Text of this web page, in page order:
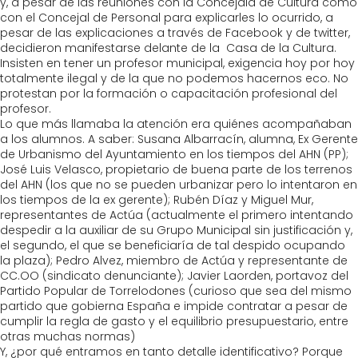
con el Concejal de Personal para explicarles lo ocurrido, a
pesar de las explicaciones a través de Facebook y de twitter,
decidieron manifestarse delante de la Casa de la Cultura.
Insisten en tener un profesor municipal, exigencia hoy por hoy
totalmente ilegal y de la que no podemos hacernos eco. No
protestan por la formación o capacitación profesional del
profesor.
Lo que más llamaba la atención era quiénes acompañaban
a los alumnos. A saber: Susana Albarracín, alumna, Ex Gerente
de Urbanismo del Ayuntamiento en los tiempos del AHN (PP);
José Luis Velasco, propietario de buena parte de los terrenos
del AHN (los que no se pueden urbanizar pero lo intentaron en
los tiempos de la ex gerente); Rubén Díaz y Miguel Mur,
representantes de Actúa (actualmente el primero intentando
despedir a la auxiliar de su Grupo Municipal sin justificación y,
el segundo, el que se beneficiaría de tal despido ocupando
la plaza); Pedro Alvez, miembro de Actúa y representante de
CC.OO (sindicato denunciante); Javier Laorden, portavoz del
Partido Popular de Torrelodones (curioso que sea del mismo
partido que gobierna España e impide contratar a pesar de
cumplir la regla de gasto y el equilibrio presupuestario, entre
otras muchas normas)
Y, ¿por qué entramos en tanto detalle identificativo? Porque